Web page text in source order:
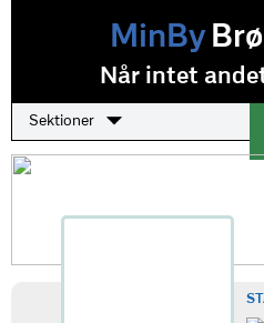
MinBy
Når intet
Sektioner